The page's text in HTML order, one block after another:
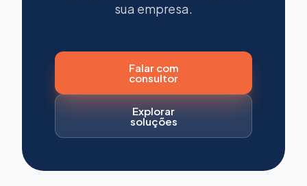
sua empresa.
Falar com
consultor
Explorar
soluções